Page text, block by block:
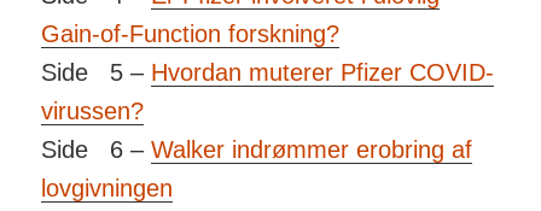
Gain-of-Function forskning?
Side 5 – Hvordan muterer Pfizer COVID-
virussen?
Side 6 –Walker indrømmer erobring af
lovgivningen